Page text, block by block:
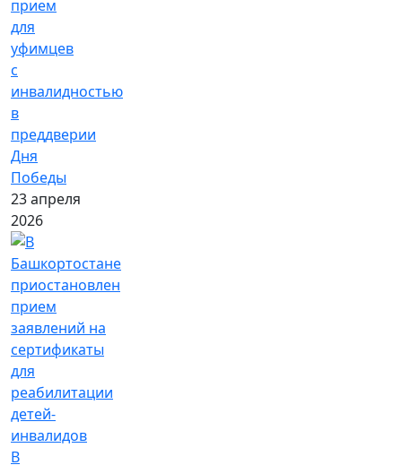
прием
для
уфимцев
с
инвалидностью
в
преддверии
Дня
Победы
23 апреля
2026
В